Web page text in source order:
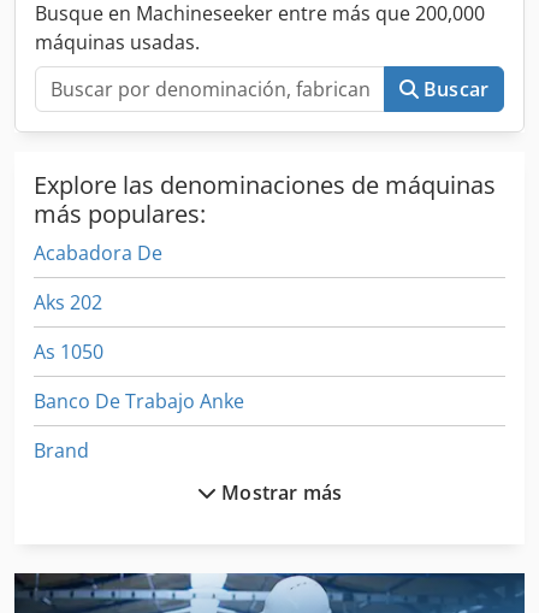
fabricación de herramientas de metal duro y acero rápido
en entornos de producción. Cjdpfx Asq Sud Rob Ejrf
¡Oferta disponible solo en Europa, África y Oriente Medio!
Busque en Machineseeker entre más que 200,000
máquinas usadas.
Buscar
Explore las denominaciones de máquinas
más populares:
Acabadora De
Aks 202
As 1050
Banco De Trabajo Anke
Brand
Engranaje De Máquinas
Mostrar más